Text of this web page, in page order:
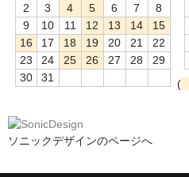
2
3 4 5 6 7
8
9
10 11 12 13 14
15
16
17 18 19 20 21
22
23
24 25 26 27 28
29
30
31
(
ソニックデザインのページへ